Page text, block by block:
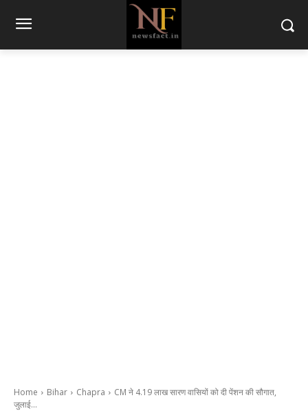
Home Bihar Chapra
CM ने 4.19 लाख सारण वासियों को दी पेंशन की सौगात,
जुलाई...